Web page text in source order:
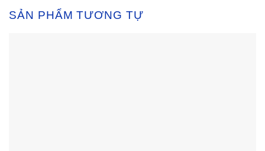
SẢN PHẨM TƯƠNG TỰ